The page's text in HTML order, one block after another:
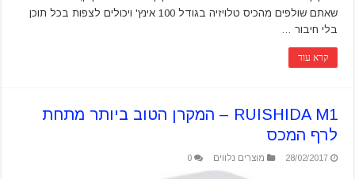
שאתם שולפים מהכיס טלויזיה בגודל 100 אינץ' ויכולים לצפות בכל תוכן
בלי חיבור …
קרא עוד
RUISHIDA M1 – המקרן הטוב ביותר מתחת
לרף המכס
28/02/2017 מוצרים נלווים 0